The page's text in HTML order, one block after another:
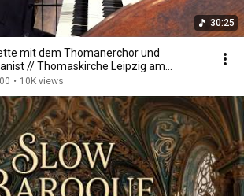
30:25
mit dem Thomanerchor und
// Thomaskirche Leipzig am
• 10K views